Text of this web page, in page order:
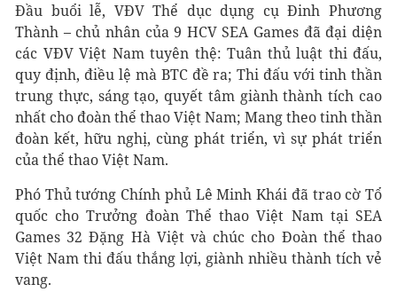
Đầu buổi lễ, VĐV Thể dục dụng cụ Đinh Phương
Thành – chủ nhân của 9 HCV SEA Games đã đại diện
các VĐV Việt Nam tuyên thệ: Tuân thủ luật thi đấu,
quy định, điều lệ mà BTC đề ra; Thi đấu với tinh thần
trung thực, sáng tạo, quyết tâm giành thành tích cao
nhất cho đoàn thể thao Việt Nam; Mang theo tinh thần
đoàn kết, hữu nghị, cùng phát triển, vì sự phát triển
của thể thao Việt Nam.
Phó Thủ tướng Chính phủ Lê Minh Khái đã trao cờ Tổ
quốc cho Trưởng đoàn Thể thao Việt Nam tại SEA
Games 32 Đặng Hà Việt và chúc cho Đoàn thể thao
Việt Nam thi đấu thắng lợi, giành nhiều thành tích vẻ
vang.